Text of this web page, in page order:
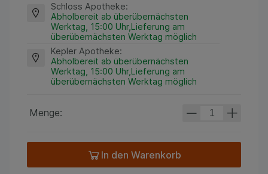
Schloss Apotheke:
Abholbereit ab überübernächsten
Werktag, 15:00 Uhr,Lieferung am
überübernächsten Werktag möglich
Kepler Apotheke:
Abholbereit ab überübernächsten
Werktag, 15:00 Uhr,Lieferung am
überübernächsten Werktag möglich
Menge:
In den Warenkorb